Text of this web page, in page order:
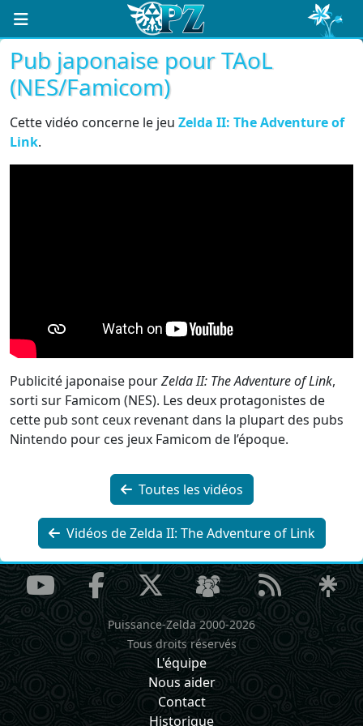
Pub japonaise pour TAoL
(NES/Famicom)
Cette vidéo concerne le jeu Zelda II: The Adventure of
Link.
Publicité japonaise pourZelda II: The Adventure of Link,
sorti sur Famicom (NES). Les deux protagonistes de
cette pub sont ceux revenant dans la plupart des pubs
Nintendo pour ces jeux Famicom de l’époque.
Toutes les vidéos
Vidéos de Zelda II: The Adventure of Link
Puissance-Zelda 2000-2026
Tous droits réservés
L'équipe
Nous aider
Contact
Historique